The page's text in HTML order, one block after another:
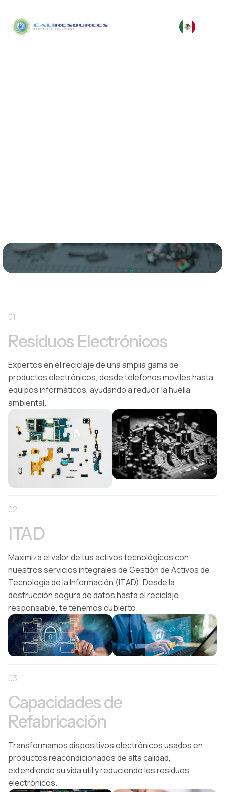
01
Residuos Electrónicos
Expertos en el reciclaje de una amplia gama de
productos electrónicos, desde teléfonos móviles hasta
equipos informáticos, ayudando a reducir la huella
ambiental.
02
ITAD
Maximiza el valor de tus activos tecnológicos con
nuestros servicios integrales de Gestión de Activos de
Tecnología de la Información (ITAD). Desde la
destrucción segura de datos hasta el reciclaje
responsable, te tenemos cubierto.
03
Capacidades de
Refabricación
Transformamos dispositivos electrónicos usados en
productos reacondicionados de alta calidad,
extendiendo su vida útil y reduciendo los residuos
electrónicos.